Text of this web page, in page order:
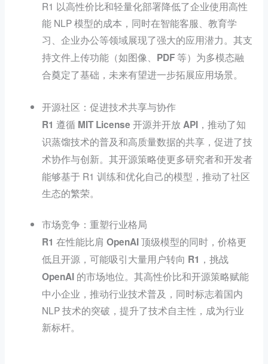
R1 以高性价比和轻量化部署降低了企业使用高性
能 NLP 模型的成本，同时在智能客服、教育学
习、企业办公等领域展现了强大的应用潜力。其支
持文件上传功能（如图像、PDF 等）为多模态融
合奠定了基础，未来有望进一步拓展应用场景。
开源社区：促进技术共享与协作
R1 遵循 MIT License 开源并开放 API，推动了知
识蒸馏技术的普及和高质量数据的共享，促进了技
术协作与创新。其开源策略使更多研究者和开发者
能够基于 R1 训练和优化自己的模型，推动了社区
生态的繁荣。
市场竞争：重塑行业格局
R1 在性能比肩 OpenAI 顶级模型的同时，价格更
低且开源，可能吸引大量用户转向 R1，挑战
OpenAI 的市场地位。其高性价比和开源策略赋能
中小企业，推动行业技术普及，同时标志着国内
NLP 技术的突破，提升了技术自主性，成为行业
新标杆。